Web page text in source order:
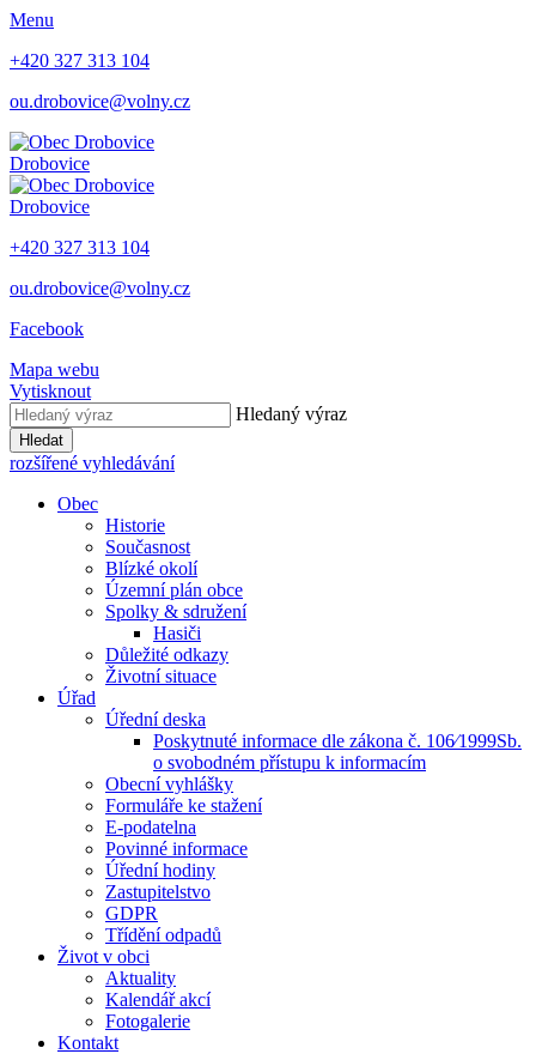
Menu
+420 327 313 104
ou.drobovice@volny.cz
Drobovice
Drobovice
+420 327 313 104
ou.drobovice@volny.cz
Facebook
Mapa webu
Vytisknout
Hledaný výraz
Hledat
rozšířené vyhledávání
Obec
Historie
Současnost
Blízké okolí
Územní plán obce
Spolky & sdružení
Hasiči
Důležité odkazy
Životní situace
Úřad
Úřední deska
Poskytnuté informace dle zákona č. 106⁄1999Sb.
o svobodném přístupu k informacím
Obecní vyhlášky
Formuláře ke stažení
E-podatelna
Povinné informace
Úřední hodiny
Zastupitelstvo
GDPR
Třídění odpadů
Život v obci
Aktuality
Kalendář akcí
Fotogalerie
Kontakt